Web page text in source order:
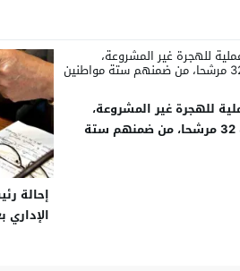
للهجرة غير المشروعة،
وتوقيف 32 مرشحا، من ضمنهم ستة
إحالة